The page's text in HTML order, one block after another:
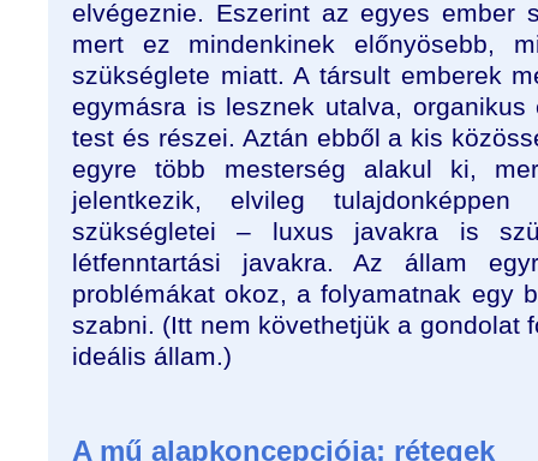
elvégeznie. Eszerint az egyes ember
mert ez mindenkinek előnyösebb,
szükséglete miatt. A társult emberek
egymásra is lesznek utalva,
test és részei. Aztán ebből a kis
egyre több mesterség alakul ki,
jelentkezik, elvileg
szükségletei – luxus javakra is
létfenntartási javakra. Az állam
problémákat okoz, a folyamatnak egy
szabni. (Itt nem követhetjük a gondolat
ideális állam.)
A mű alapkoncepciója: rétegek